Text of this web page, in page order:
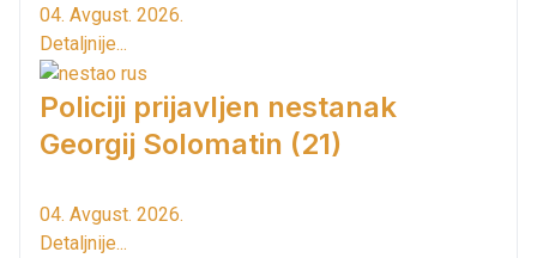
04. Avgust. 2026.
Detaljnije...
Policiji prijavljen nestanak
Georgij Solomatin (21)
04. Avgust. 2026.
Detaljnije...